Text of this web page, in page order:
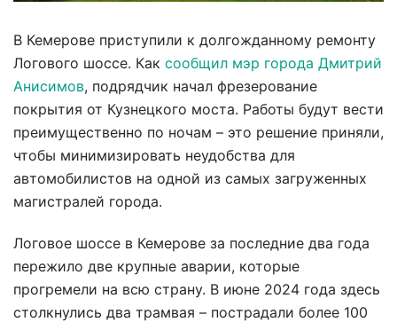
В Кемерове приступили к долгожданному ремонту
Логового шоссе. Как сообщил мэр города Дмитрий
Анисимов, подрядчик начал фрезерование
покрытия от Кузнецкого моста. Работы будут вести
преимущественно по ночам – это решение приняли,
чтобы минимизировать неудобства для
автомобилистов на одной из самых загруженных
магистралей города.
Логовое шоссе в Кемерове за последние два года
пережило две крупные аварии, которые
прогремели на всю страну. В июне 2024 года здесь
столкнулись два трамвая – пострадали более 100